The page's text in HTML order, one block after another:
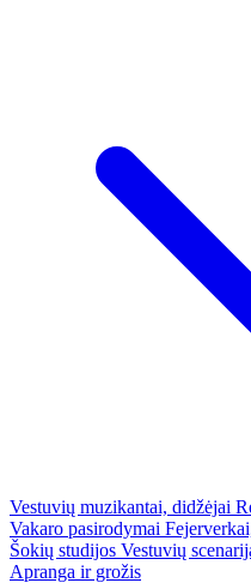
Vestuvių muzikantai, didžėjai
Vakaro pasirodymai
Šokių studijos Vestuvių
Apranga ir grožis